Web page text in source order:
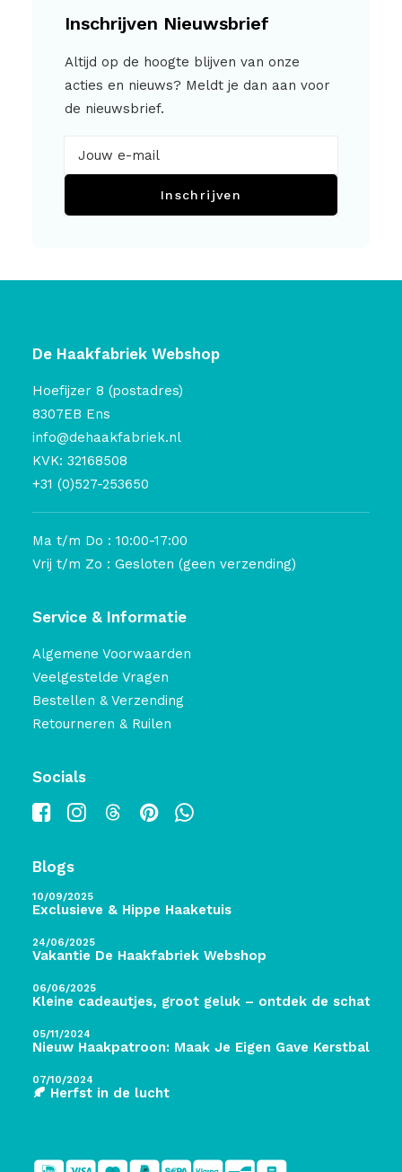
Inschrijven Nieuwsbrief
Altijd op de hoogte blijven van onze
acties en nieuws? Meldt je dan aan voor
de nieuwsbrief.
Inschrijven
De Haakfabriek Webshop
Hoefijzer 8 (postadres)
8307EB Ens
info@dehaakfabriek.nl
KVK: 32168508
+31 (0)527-253650
Ma t/m Do : 10:00-17:00
Vrij t/m Zo : Gesloten (geen verzending)
Service & Informatie
Algemene Voorwaarden
Veelgestelde Vragen
Bestellen & Verzending
Retourneren & Ruilen
Socials
Blogs
10/09/2025
Exclusieve & Hippe Haaketuis
24/06/2025
Vakantie De Haakfabriek Webshop
06/06/2025
Kleine cadeautjes, groot geluk – ontdek de schatten
05/11/2024
Nieuw Haakpatroon: Maak Je Eigen Gave Kerstballen!
07/10/2024
🍂 Herfst in de lucht